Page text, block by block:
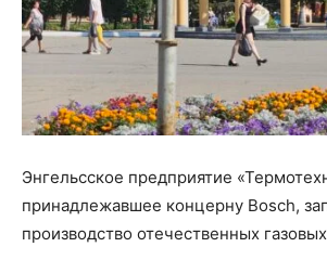
Энгельсское предприятие
принадлежавшее концерну Bosch,
производство отечественных